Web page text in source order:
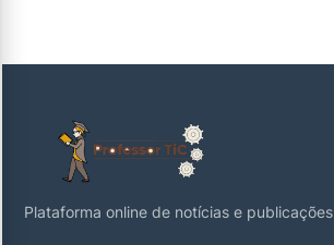
Plataforma online de notícias e publicações